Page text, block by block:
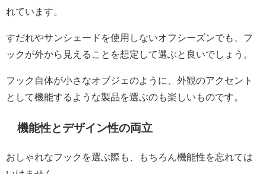
れています。
すだれやサンシェードを使用しないオフシーズンでも、フ
ックが外から見えることを想定して選ぶと良いでしょう。
フック自体が小さなオブジェのように、外観のアクセント
として機能するような製品を選ぶのも楽しいものです。
機能性とデザイン性の両立
おしゃれなフックを選ぶ際も、もちろん機能性を忘れては